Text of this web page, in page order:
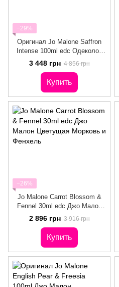
−29%
Оригинал Jo Malone Saffron
Intense 100ml edc Одеколон
Унисекс Джо Малон Шафран
3 448 грн 4 856 грн
Купить
−26%
Jo Malone Carrot Blossom &
Fennel 30ml edc Джо Малон
Цветущая Морковь и Фенхель
2 896 грн 3 916 грн
Купить